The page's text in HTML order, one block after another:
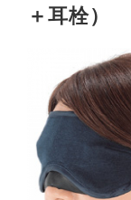
＋耳栓）